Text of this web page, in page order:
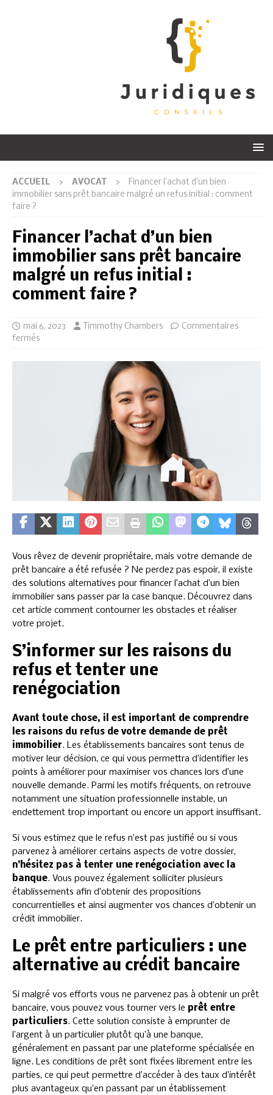
ACCUEIL AVOCAT
Financer l’achat d’un bien
immobilier sans prêt bancaire malgré un refus initial : comment
faire ?
Financer l’achat d’un bien
immobilier sans prêt bancaire
malgré un refus initial :
comment faire ?
mai 6, 2023 Timmothy Chambers
Commentaires
fermés
Vous rêvez de devenir propriétaire, mais votre demande de
prêt bancaire a été refusée ? Ne perdez pas espoir, il existe
des solutions alternatives pour financer l’achat d’un bien
immobilier sans passer par la case banque. Découvrez dans
cet article comment contourner les obstacles et réaliser
votre projet.
S’informer sur les raisons du
refus et tenter une
renégociation
Avant toute chose, il est important de comprendre
les raisons du refus de votre demande de prêt
immobilier. Les établissements bancaires sont tenus de
motiver leur décision, ce qui vous permettra d’identifier les
points à améliorer pour maximiser vos chances lors d’une
nouvelle demande. Parmi les motifs fréquents, on retrouve
notamment une situation professionnelle instable, un
endettement trop important ou encore un apport insuffisant.
Si vous estimez que le refus n’est pas justifié ou si vous
parvenez à améliorer certains aspects de votre dossier,
n’hésitez pas à tenter une renégociation avec la
banque. Vous pouvez également solliciter plusieurs
établissements afin d’obtenir des propositions
concurrentielles et ainsi augmenter vos chances d’obtenir un
crédit immobilier.
Le prêt entre particuliers : une
alternative au crédit bancaire
Si malgré vos efforts vous ne parvenez pas à obtenir un prêt
bancaire, vous pouvez vous tourner vers le prêt entre
particuliers. Cette solution consiste à emprunter de
l’argent à un particulier plutôt qu’à une banque,
généralement en passant par une plateforme spécialisée en
ligne. Les conditions de prêt sont fixées librement entre les
parties, ce qui peut permettre d’accéder à des taux d’intérêt
plus avantageux qu’en passant par un établissement